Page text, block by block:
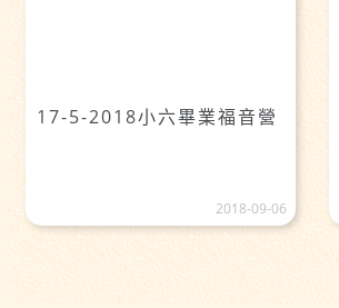
17-5-2018小六畢業福音營
2018-09-06